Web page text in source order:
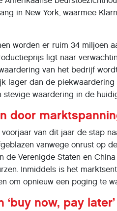
in New York, waarmee
worden er ruim 34 miljoen
ligt naar
van het bedrijf
lager dan de
stevige waardering in de
door
van dit jaar de stap
vanwege onrust op
de Verenigde Staten en
Inmiddels is het
om opnieuw een poging te
now, pay later’